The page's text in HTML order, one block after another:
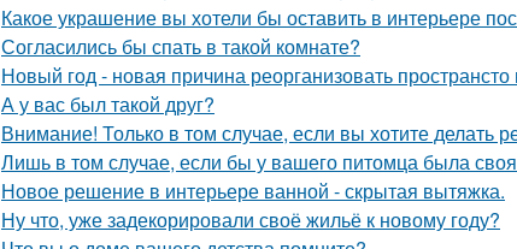
Какое украшение вы хотели бы оставить в интерьере
Согласились бы спать в такой комнате?
Новый год - новая причина реорганизовать пространсто
А у вас был такой друг?
Внимание! Только в том случае, если вы хотите делать
Лишь в том случае, если бы у вашего питомца была
Новое решение в интерьере ванной - скрытая вытяжка.
Ну что, уже задекорировали своё жильё к новому году?